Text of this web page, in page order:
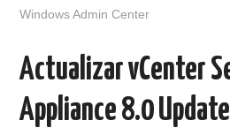
Windows Admin Center
Actualizar vCenter
Appliance 8.0